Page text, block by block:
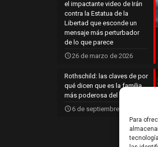
Para
el impactante video de Irán
contra la Estatua de la
Libertad que esconde un
mensaje más perturbador
de lo que parece
26 de marzo de 2026
Rothschild: las claves de por
qué dicen que es la familia
más poderosa del mundo
6 de septiembre de 2025